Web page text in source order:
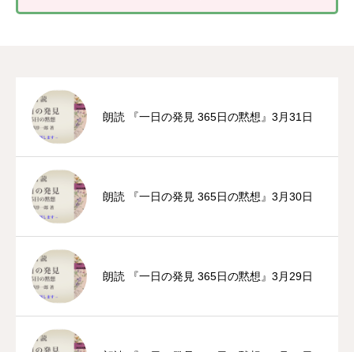
朗読 『一日の発見 365日の黙想』3月31日
朗読 『一日の発見 365日の黙想』3月30日
朗読 『一日の発見 365日の黙想』3月29日